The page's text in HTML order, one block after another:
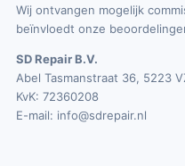
Wij ontvangen mogelijk
beïnvloedt onze
SD Repair B.V.
Abel Tasmanstraat 36, 5223
KvK: 72360208
E-mail: info@sdrepair.nl